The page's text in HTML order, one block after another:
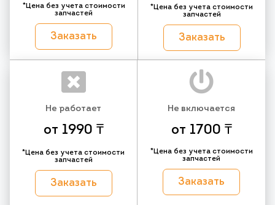
*Цена без учета стоимости
запчастей
Заказать
*Цена без учета стоимости
запчастей
Заказать
Не работает
от 1990 ₸
*Цена без учета стоимости
запчастей
Заказать
Не включается
от 1700 ₸
*Цена без учета стоимости
запчастей
Заказать